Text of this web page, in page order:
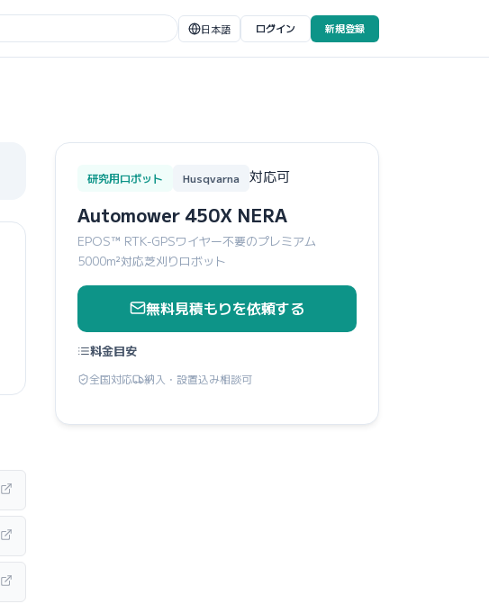
日本語 ログイン 新規登録
研究用ロボット Husqvarna 対応可
Automower 450X NERA
EPOS™ RTK-GPSワイヤー不要のプレミアム
5000m²対応芝刈りロボット
無料見積もりを依頼する
料金目安
全国対応 納入・設置込み相談可